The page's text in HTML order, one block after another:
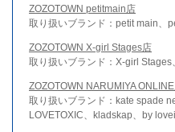
ZOZOTOWN petitmain店
取り扱いブランド：petit main、
ZOZOTOWN X-girl Stages店
取り扱いブランド：X-girl Stages
ZOZOTOWN NARUMIYA
取り扱いブランド：kate spade
LOVETOXIC、kladskap、by